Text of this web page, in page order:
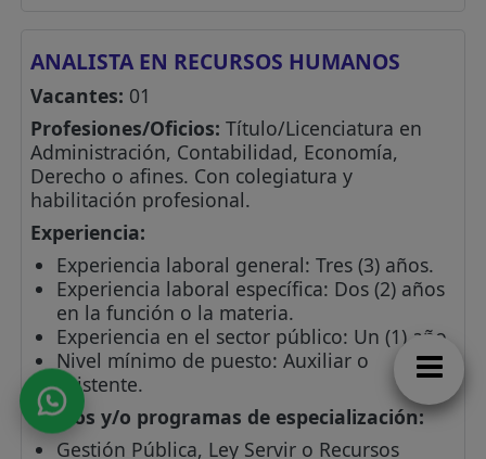
ANALISTA EN RECURSOS HUMANOS
Vacantes: 01
Profesiones/Oficios: Título/Licenciatura en
Administración, Contabilidad, Economía,
Derecho o afines. Con colegiatura y
habilitación profesional.
Experiencia:
Experiencia laboral general: Tres (3) años.
Experiencia laboral específica: Dos (2) años
en la función o la materia.
Experiencia en el sector público: Un (1) año.
Nivel mínimo de puesto: Auxiliar o
Asistente.
Cursos y/o programas de especialización:
Gestión Pública, Ley Servir o Recursos